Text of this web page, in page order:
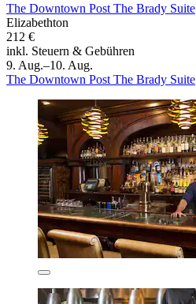
The Downtown Post The Brady Suite
Elizabethton
212 €
inkl. Steuern & Gebühren
9. Aug.–10. Aug.
The Downtown Post The Brady Suite